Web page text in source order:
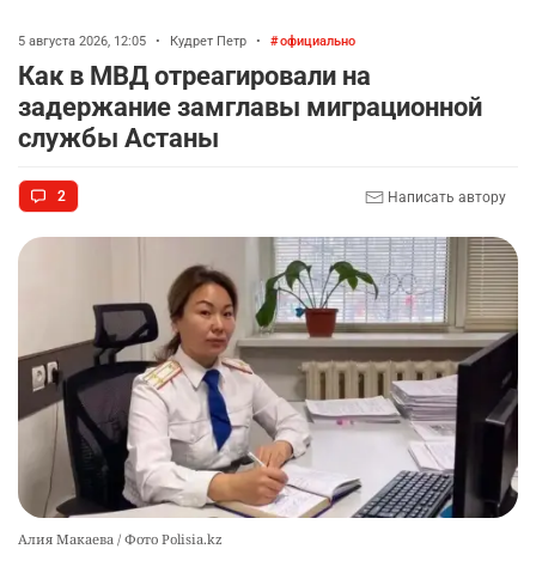
2320 1 16
9
🩷 🚛 Wildberries построит склады в Астане и
Алматы. Почему это важно для логистики
Казахстана
10
футбольной академии в Астане
2
5 августа 2026, 12:05 • Кудрет Петр • официально
Как в МВД отреагировали на
задержание замглавы миграционной
службы Астаны
2 Написать автору
Алия Макаева / Фото Polisia.kz